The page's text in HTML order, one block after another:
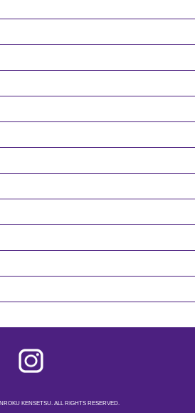
KENSETSU. ALL RIGHTS RESERVED.